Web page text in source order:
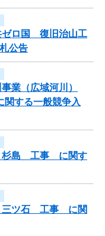
ゼロ国 復旧治山工
公告
業（広域河川）
関する一般競争入
杉島 工事 に関す
三ツ石 工事 に関